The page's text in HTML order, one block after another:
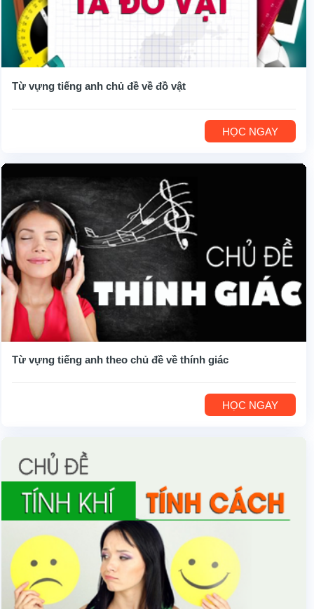
Từ vựng tiếng anh chủ đề về đồ vật
HỌC NGAY
Từ vựng tiếng anh theo chủ đề về thính giác
HỌC NGAY